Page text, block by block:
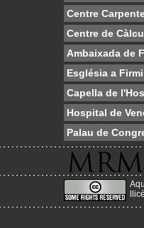
Centre
Centre de
Ambaixada de
Església a
Capella de
Hospital de
Palau de